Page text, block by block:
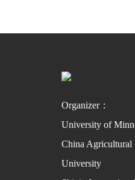
Organizer：
University of
China Agricultural
University